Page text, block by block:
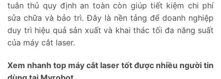
tuân thủ quy định an toàn còn giúp tiết kiệm chi phí
sửa chữa và bảo trì. Đây là nền tảng để doanh nghiệp
duy trì hiệu quả sản xuất và khai thác tối đa năng suất
của máy cắt laser.
Xem nhanh top máy cắt laser tốt được nhiều người tin